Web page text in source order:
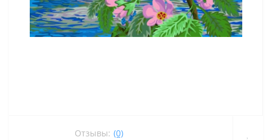
Отзывы: (0)